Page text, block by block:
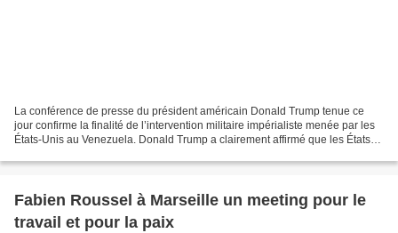
La conférence de presse du président américain Donald Trump tenue ce
jour confirme la finalité de l’intervention militaire impérialiste menée par les
États-Unis au Venezuela. Donald Trump a clairement affirmé que les États-
Fabien Roussel à Marseille un meeting pour le
travail et pour la paix